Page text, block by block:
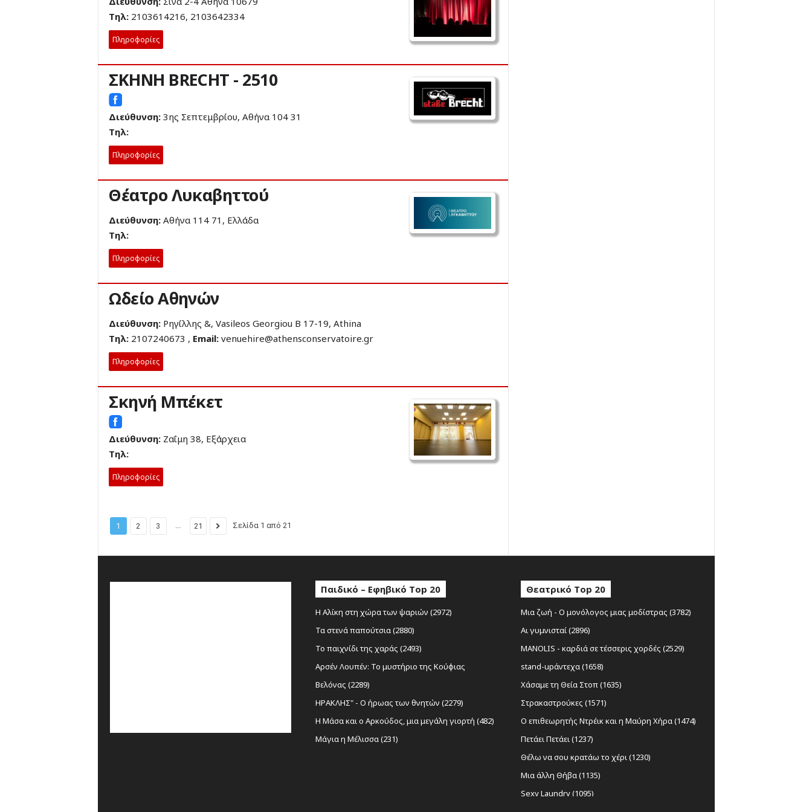
Τηλ: 2103614216, 2103642334
Πληροφορίες
ΣΚΗΝΗ BRECHT - 2510
Διεύθυνση: 3ης Σεπτεμβρίου, Αθήνα 104 31
Τηλ:
Πληροφορίες
Θέατρο Λυκαβηττού
Διεύθυνση: Αθήνα 114 71, Ελλάδα
Τηλ:
Πληροφορίες
Ωδείο Αθηνών
Διεύθυνση: Ρηγίλλης &, Vasileos Georgiou B 17-19, Athina
Τηλ: 2107240673 , Email:venuehire@athensconservatoire.gr
Πληροφορίες
Σκηνή Μπέκετ
Διεύθυνση: Ζαΐμη 38, Εξάρχεια
Τηλ:
Πληροφορίες
1 2 3 ... 21 Σελίδα 1 από 21
Παιδικό – Εφηβικό Top 20
Η Αλίκη στη χώρα των ψαριών (2972)
Τα στενά παπούτσια (2880)
Το παιχνίδι της χαράς (2493)
Αρσέν Λουπέν: Το μυστήριο της Κούφιας
Βελόνας (2289)
ΗΡΑΚΛΗΣ" - Ο ήρωας των θνητών (2279)
Η Μάσα και ο Αρκούδος, μια μεγάλη γιορτή (482)
Μάγια η Μέλισσα (231)
Θεατρικό Top 20
Μια ζωή - Ο μονόλογος μιας μοδίστρας (3782)
Αι γυμνισταί (2896)
MANOLIS - καρδιά σε τέσσερις χορδές (2529)
stand-upάντεχα (1658)
Χάσαμε τη Θεία Στοπ (1635)
Στρακαστρούκες (1571)
Ο επιθεωρητής Ντρέικ και η Μαύρη Χήρα (1474)
Πετάει Πετάει (1237)
Θέλω να σου κρατάω το χέρι (1230)
Μια άλλη Θήβα (1135)
Sexy Laundry (1095)